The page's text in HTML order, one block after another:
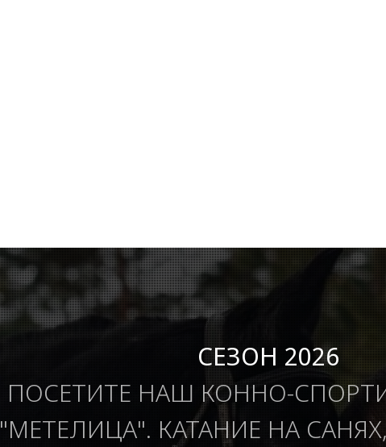
СЕЗОН 2026
ПОСЕТИТЕ НАШ КОННО-
"МЕТЕЛИЦА". КАТАНИЕ НА